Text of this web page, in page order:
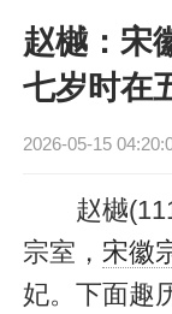
赵樾：宋
七岁时在
2026-05-15
赵樾
宗室， 宋徽
妃。下面趣